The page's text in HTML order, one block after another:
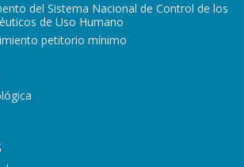
del Sistema Nacional de Control de los
de Uso Humano
petitorio mínimo